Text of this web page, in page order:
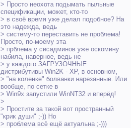
> Просто неохота подымать пыльные
спецификации, может, кто-то
> в своё время уже делал подобное? На
это надежда, ведь
> систему-то переставить не проблема!
Просто, по-моему эта
> прблема у сисадминов уже оскомину
набила, наверное, ведь не
> у каждого ЗАГРУЗОЧНЫЕ
дистрибутивы Win2K - XP, в основном,
> "на коленке" болванки нарезанные. Или
вообще, по сетке в
> Win9x запустили WinNT32 и вперёд!
>
> Простите за такой вот пространный
"крик души" ;-)) Но
> проблема всё ещё актуальна ;-)))